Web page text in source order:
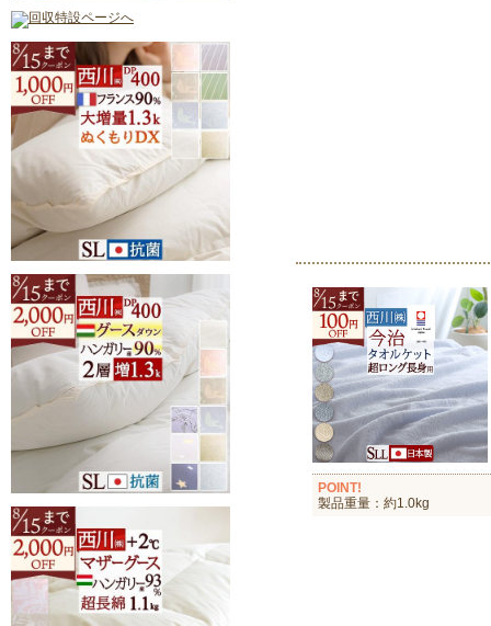
POINT!
製品重量：約1.0kg